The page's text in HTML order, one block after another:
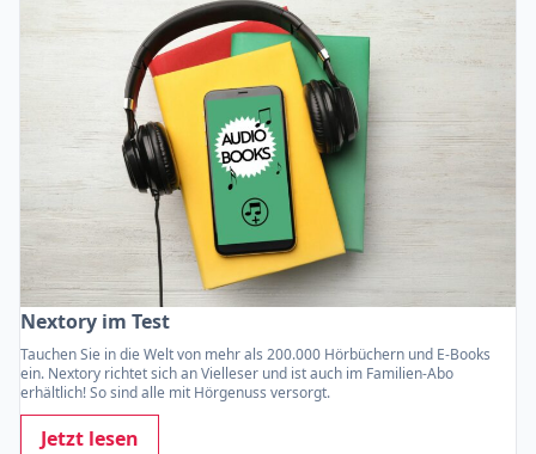
Nextory im Test
Tauchen Sie in die Welt von mehr als 200.000 Hörbüchern und E-Books
ein. Nextory richtet sich an Vielleser und ist auch im Familien-Abo
erhältlich! So sind alle mit Hörgenuss versorgt.
Jetzt lesen